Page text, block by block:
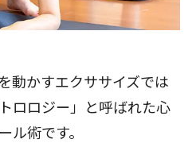
動かすエクササイズでは
ロロジー」と呼ばれた心
ル術です。